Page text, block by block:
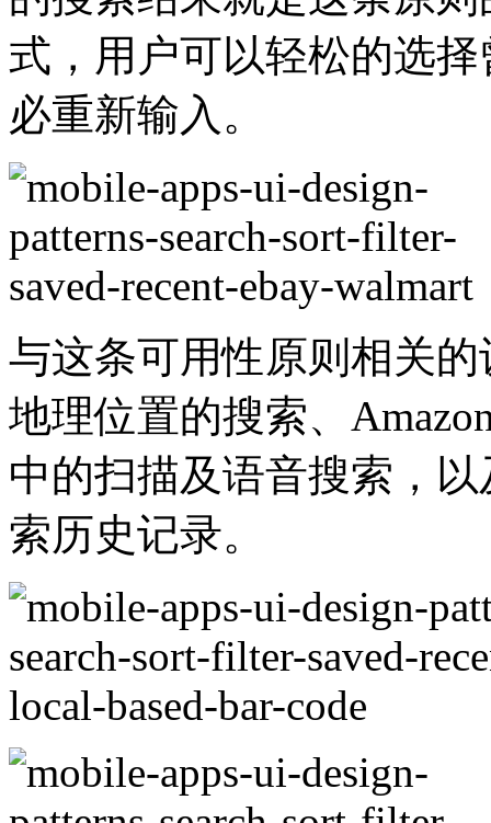
式，用户可以轻松的选
必重新输入。
与这条可用性原则相关
地理位置的搜索、
中的扫描及语音搜索，
索历史记录。